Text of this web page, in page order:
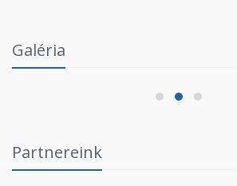
Galéria
Fórumban
2026.06.03.
Partnereink